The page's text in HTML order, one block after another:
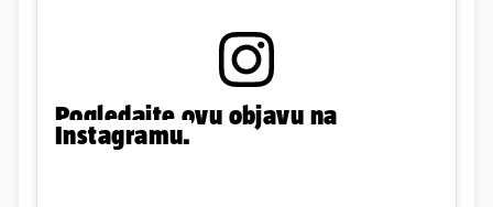
Pogledajte ovu objavu na
Instagramu.